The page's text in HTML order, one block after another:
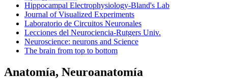
Hippocampal Electrophysiology-Bland's Lab
Journal of Visualized Experiments
Laboratorio de Circuitos Neuronales
Lecciones del Neurociencia-Rutgers Univ.
Neuroscience: neurons and Science
The brain from top to bottom
Anatomía, Neuroanatomía